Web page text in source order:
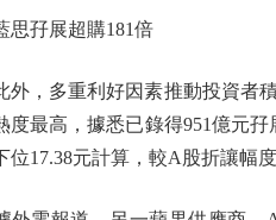
孖展超購181倍
多重利好因素推動投資者積
度最高，據悉已錄得951億元
位17.38元計算，較A股折讓幅度